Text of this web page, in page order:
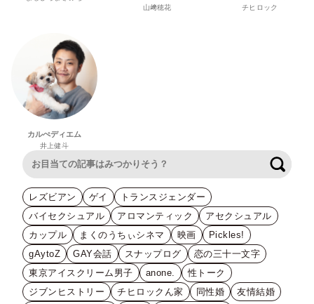
山﨑穂花 チヒロック
カルぺディエム
井上健斗
レズビアン ゲイ
トランスジェンダー
バイセクシュアル
アロマンティック
アセクシュアル
カップル
まくのうちぃシネマ 映画
Pickles!
gAytoZ
GAY会話 スナップログ
恋の三十一文字
東京アイスクリーム男子
anone.
性トーク
ジブンヒストリー
チヒロックん家 同性婚
友情結婚